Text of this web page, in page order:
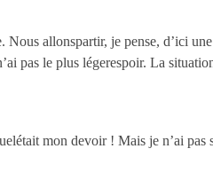
allonspartir, je pense, d’ici
pas le plus légerespoir. La
mon devoir ! Mais je n’ai